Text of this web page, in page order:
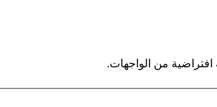
من الواجهات.